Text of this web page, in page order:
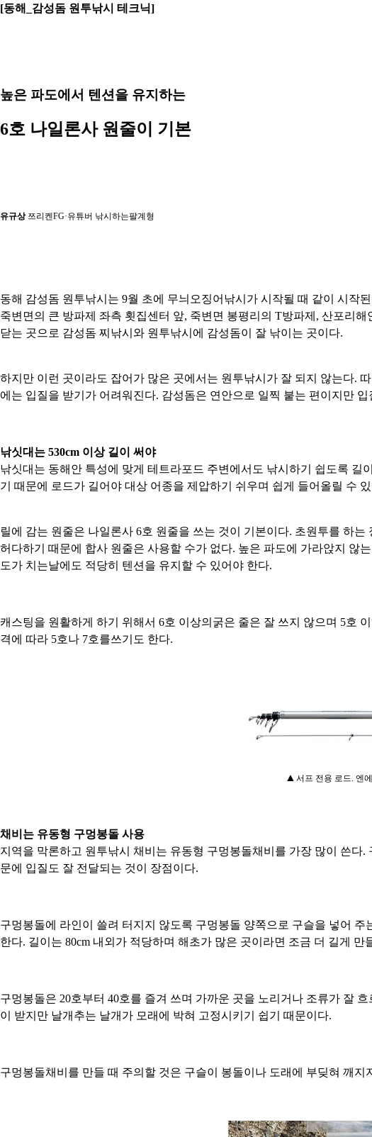
[동해_감성돔 원투낚시 테크닉]
높은 파도에서 텐션을 유지하는
6호 나일론사 원줄이 기본
유규상쯔리켄FG·유튜버 낚시하는팔계형
동해 감성돔 원투낚시는 9월 초에 무늬오징어낚시가 시작될 때 같이 시작
죽변면의 큰 방파제 좌측 횟집센터 앞, 죽변면 봉평리의 T방파제, 산포리
닫는 곳으로 감성돔 찌낚시와 원투낚시에 감성돔이 잘 낚이는 곳이다.
하지만 이런 곳이라도 잡어가 많은 곳에서는 원투낚시가 잘 되지 않는다.
에는 입질을 받기가 어려워진다. 감성돔은 연안으로 일찍 붙는 편이지만
낚싯대는 530cm 이상 길이 써야
낚싯대는 동해안 특성에 맞게 테트라포드 주변에서도 낚시하기 쉽도록 길
기 때문에 로드가 길어야 대상 어종을 제압하기 쉬우며 쉽게 들어올릴 수
릴에 감는 원줄은 나일론사 6호 원줄을 쓰는 것이 기본이다. 초원투를 하
허다하기 때문에 합사 원줄은 사용할 수가 없다. 높은 파도에 가라앉지 않
도가 치는날에도 적당히 텐션을 유지할 수 있어야 한다.
캐스팅을 원활하게 하기 위해서 6호 이상의굵은 줄은 잘 쓰지 않으며 5호
격에 따라 5호나 7호를쓰기도 한다.
▲ 서프 전용 로드. 엔
채비는 유동형 구멍봉돌 사용
지역을 막론하고 원투낚시 채비는 유동형 구멍봉돌채비를 가장 많이 쓴
문에 입질도 잘 전달되는 것이 장점이다.
구멍봉돌에 라인이 쓸려 터지지 않도록 구멍봉돌 양쪽으로 구슬을 넣어
한다. 길이는 80cm 내외가 적당하며 해초가 많은 곳이라면 조금 더 길게
구멍봉돌은 20호부터 40호를 즐겨 쓰며 가까운 곳을 노리거나 조류가 잘
이 받지만 날개추는 날개가 모래에 박혀 고정시키기 쉽기 때문이다.
구멍봉돌채비를 만들 때 주의할 것은 구슬이 봉돌이나 도래에 부딪혀 깨